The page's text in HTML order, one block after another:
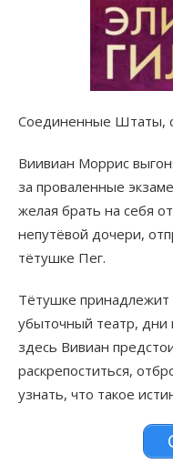
Соединенные Штаты,
Виивиан Моррис
за проваленные
желая брать на себя
непутёвой дочери,
тётушке Пег.
Тётушке принадлежит
убыточный театр, дни
здесь Вивиан
раскрепоститься,
узнать, что такое